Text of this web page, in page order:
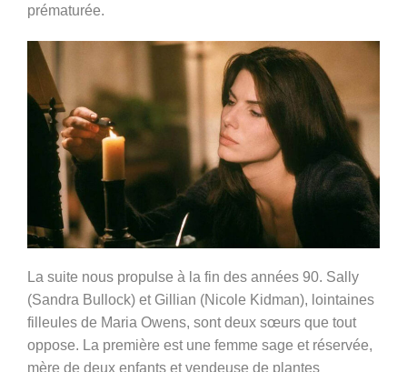
prématurée.
La suite nous propulse à la fin des années 90. Sally
(Sandra Bullock) et Gillian (Nicole Kidman), lointaines
filleules de Maria Owens, sont deux sœurs que tout
oppose. La première est une femme sage et réservée,
mère de deux enfants et vendeuse de plantes